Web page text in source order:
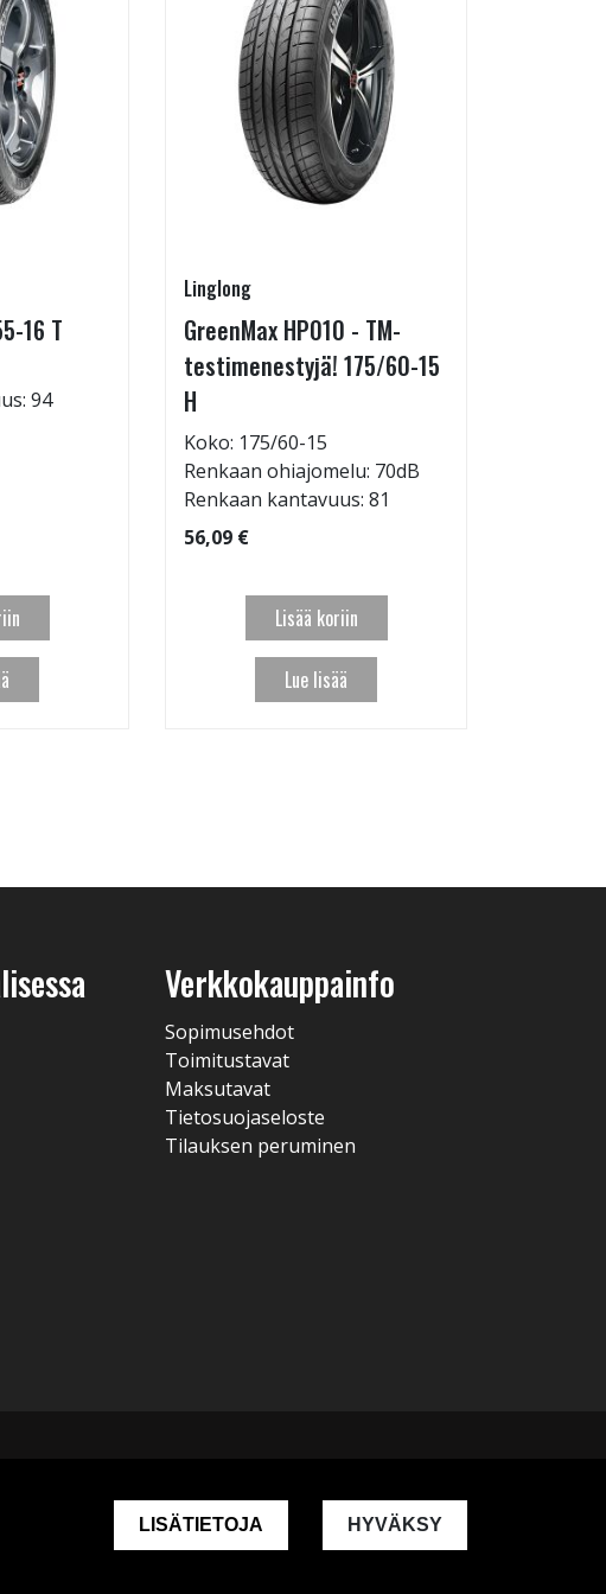
16 T
94
Linglong
GreenMax HP010 - TM-
testimenestyjä! 175/60-15
H
Koko: 175/60-15
Renkaan ohiajomelu: 70dB
Renkaan kantavuus: 81
56,09 €
Lisää koriin
Lue lisää
Verkkokauppainfo
Sopimusehdot
Toimitustavat
Maksutavat
Tietosuojaseloste
Tilauksen peruminen
LISÄTIETOJA HYVÄKSY